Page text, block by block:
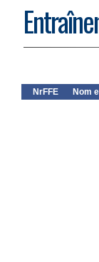
NrFFE Nom